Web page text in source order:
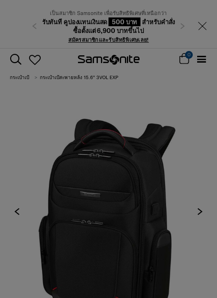
เป็นสมาชิก Samsonite เพื่อรับสิทธิพิเศษที่เหนือกว่า
รับทันที คูปองแทนเงินสด 500 บาท
สำหรับคำสั่ง
ซื้อตั้งแต่ 6,900 บาทขึ้นไป
สมัครสมาชิกและรับสิทธิพิเศษเลย!
ก่อนหน้า ถัดไป
0
กระเป๋าเป้ กระเป๋าเป้สะพายหล้ง 15.6" 3VOL EXP